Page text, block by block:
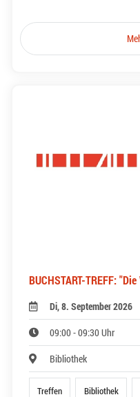
BUCHSTART-TREFF:
Di, 8. September 2026
09:00 - 09:30 Uhr
Bibliothek
Treffen Bibliothek